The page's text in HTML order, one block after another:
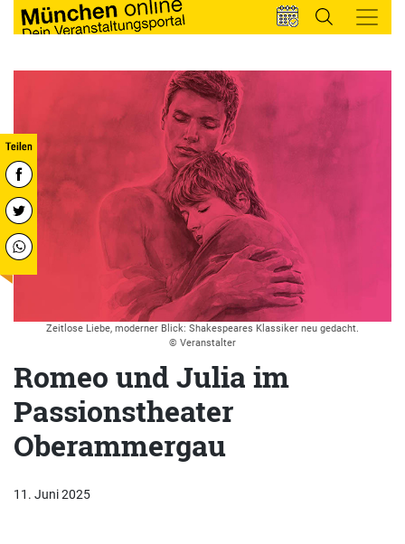
Zeitlose Liebe, moderner Blick: Shakespeares Klassiker neu gedacht.
© Veranstalter
Romeo und Julia im
Passionstheater
Oberammergau
11. Juni 2025